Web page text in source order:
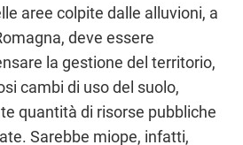
aree colpite dalle alluvioni, a
deve essere
la gestione del territorio,
cambi di uso del suolo,
quantità di risorse pubbliche
Sarebbe miope, infatti,